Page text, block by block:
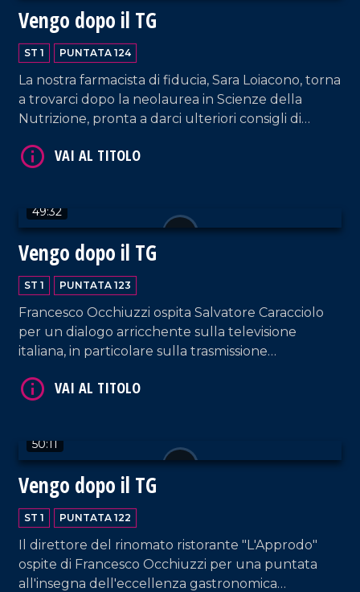
Vengo dopo il TG
ST 1 PUNTATA 124
La nostra farmacista di fiducia, Sara Loiacono, torna
a trovarci dopo la neolaurea in Scienze della
Nutrizione, pronta a darci ulteriori consigli di
brani interpretati dalla coppia Sorrentino-Pagano
49:32
Vengo dopo il TG
ST 1 PUNTATA 123
Francesco Occhiuzzi ospita Salvatore Caracciolo
per un dialogo arricchente sulla televisione
italiana, in particolare sulla trasmissione
anche dall'intervento di Antonella Grippo.
50:11
Vengo dopo il TG
ST 1 PUNTATA 122
Il direttore del rinomato ristorante "L'Approdo"
ospite di Francesco Occhiuzzi per una puntata
all'insegna dell'eccellenza gastronomica
VAI AL TITOLO
VAI AL TITOLO
VAI AL TITOLO